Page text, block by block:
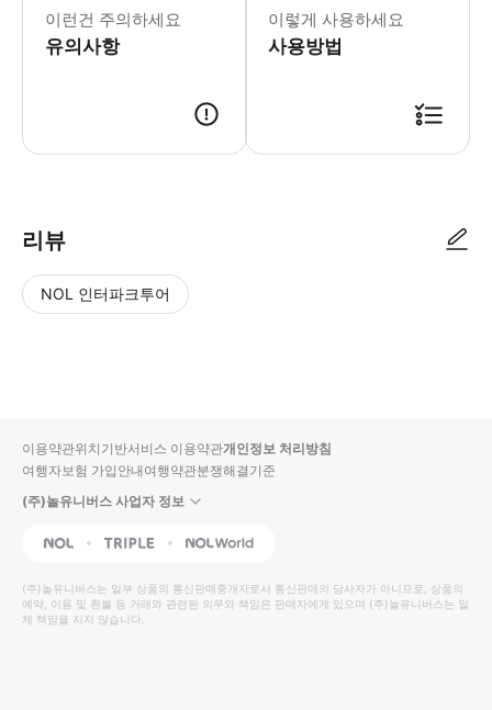
이런건 주의하세요
유의사항
이렇게 사용하세요
사용방법
리뷰
NOL 인터파크투어
입니
다.
높
은
순
동
영
상
순
상
이용약관위치기반서비스 이용약관개인정보 처리방침
여행자보험 가입안내여행약관분쟁해결기준
(주)놀유니버스 사업자 정보
NOL Triple Interpark Global
(주)놀유니버스는 일부 상품의 통신판매중개자로서 통신판매의 당사자가 아니므로, 상품의
예약, 이용 및 환불 등 거래와 관련된 의무와 책임은 판매자에게 있으며 (주)놀유니버스는 일
체 책임을 지지 않습니다.